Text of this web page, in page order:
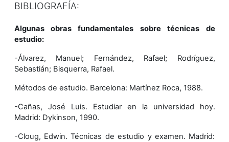
BIBLIOGRAFÍA:
Algunas obras fundamentales sobre técnicas de
estudio:
-Álvarez, Manuel; Fernández, Rafael; Rodríguez,
Sebastián; Bisquerra, Rafael.
Métodos de estudio. Barcelona: Martínez Roca, 1988.
-Cañas, José Luis. Estudiar en la universidad hoy.
Madrid: Dykinson, 1990.
-Cloug, Edwin. Técnicas de estudio y examen. Madrid: